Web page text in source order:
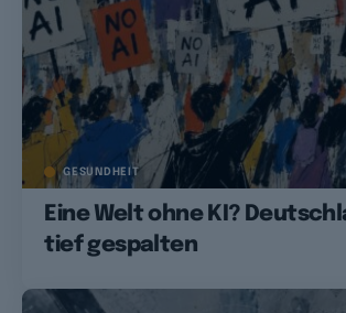
GESUNDHEIT
Eine Welt ohne KI?
tief gespalten